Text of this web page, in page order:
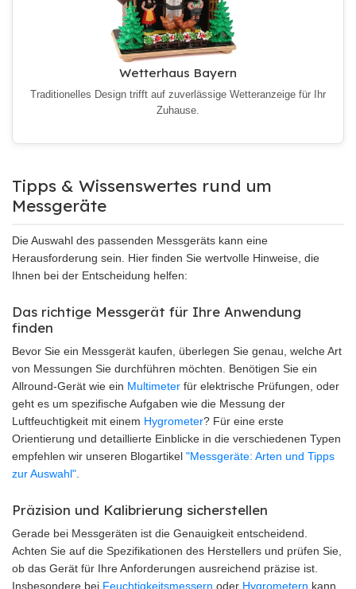
Wetterhaus Bayern
Traditionelles Design trifft auf zuverlässige Wetteranzeige für Ihr
Zuhause.
Tipps & Wissenswertes rund um
Messgeräte
Die Auswahl des passenden Messgeräts kann eine
Herausforderung sein. Hier finden Sie wertvolle Hinweise, die
Ihnen bei der Entscheidung helfen:
Das richtige Messgerät für Ihre Anwendung
finden
Bevor Sie ein Messgerät kaufen, überlegen Sie genau, welche Art
von Messungen Sie durchführen möchten. Benötigen Sie ein
Allround-Gerät wie ein Multimeter für elektrische Prüfungen, oder
geht es um spezifische Aufgaben wie die Messung der
Luftfeuchtigkeit mit einem Hygrometer? Für eine erste
Orientierung und detaillierte Einblicke in die verschiedenen Typen
empfehlen wir unseren Blogartikel "Messgeräte: Arten und Tipps
zur Auswahl"
Präzision und Kalibrierung sicherstellen
Gerade bei Messgeräten ist die Genauigkeit entscheidend.
Achten Sie auf die Spezifikationen des Herstellers und prüfen Sie,
ob das Gerät für Ihre Anforderungen ausreichend präzise ist.
Insbesondere bei Feuchtigkeitsmessern oder Hygrometern kann